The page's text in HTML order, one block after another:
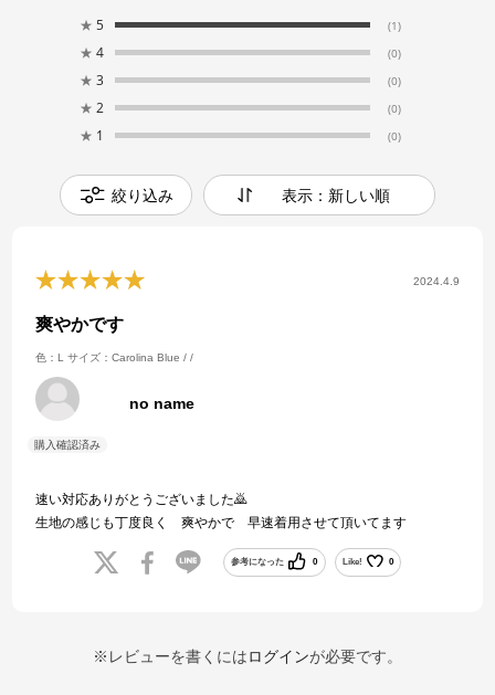
★ 5 (1)
★ 4 (0)
★ 3 (0)
★ 2 (0)
★ 1 (0)
絞り込み 表示：新しい順
2024.4.9
爽やかです
色：L サイズ：Carolina Blue / /
no name
速い対応ありがとうございました🙇
生地の感じも丁度良く 爽やかで 早速着用させて頂いてます
参考になった 0 Like! 0
※レビューを書くにはログインが必要です。